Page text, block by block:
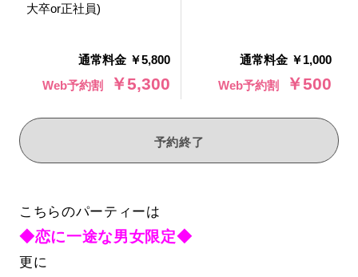
大卒or正社員)
通常料金 ￥5,800
Web予約割
￥5,300
通常料金 ￥1,000
Web予約割
￥500
予約終了
こちらのパーティーは
◆恋に一途な男女限定◆
更に